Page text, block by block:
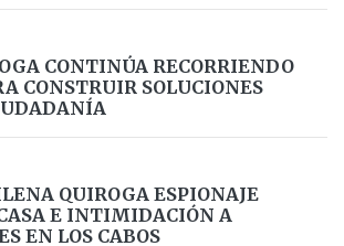
CONTINÚA RECORRIENDO
CONSTRUIR SOLUCIONES
QUIROGA ESPIONAJE
E INTIMIDACIÓN A
EN LOS CABOS